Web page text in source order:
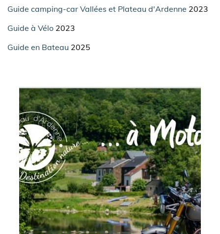
Guide camping-car Vallées et Plateau d'Ardenne 2023
Guide à Vélo 2023
Guide en Bateau 2025